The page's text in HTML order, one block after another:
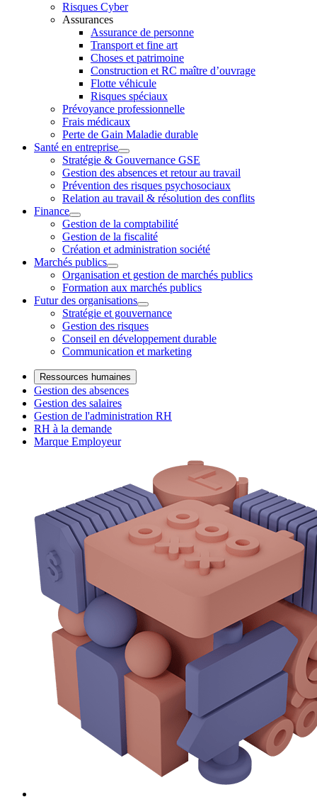
Risques Cyber
Assurances
Assurance de personne
Transport et fine art
Choses et patrimoine
Construction et RC maître d’ouvrage
Flotte véhicule
Risques spéciaux
Prévoyance professionnelle
Frais médicaux
Perte de Gain Maladie durable
Santé en entreprise
Stratégie & Gouvernance GSE
Gestion des absences et retour au travail
Prévention des risques psychosociaux
Relation au travail & résolution des conflits
Finance
Gestion de la comptabilité
Gestion de la fiscalité
Création et administration société
Marchés publics
Organisation et gestion de marchés publics
Formation aux marchés publics
Futur des organisations
Stratégie et gouvernance
Gestion des risques
Conseil en développement durable
Communication et marketing
Ressources humaines
Gestion des absences
Gestion des salaires
Gestion de l'administration RH
RH à la demande
Marque Employeur